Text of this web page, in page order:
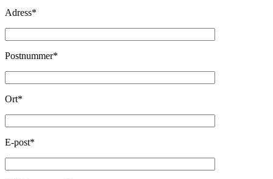
Adress*
Postnummer*
Ort*
E-post*